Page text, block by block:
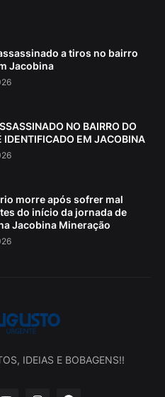
a tiros no bairro
Jacobina
NO BAIRRO DO
IDENTIFICADO EM JACOBINA
morre após sofrer mal
do início da jornada de
Jacobina Mineração
IDEIAS E BOBAGENS!!